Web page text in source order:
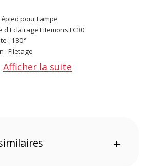
pour Lampe
d'Eclairage Litemons LC30
: 180°
: Filetage
: Vis
08-2026 inclus.
Afficher la suite
+